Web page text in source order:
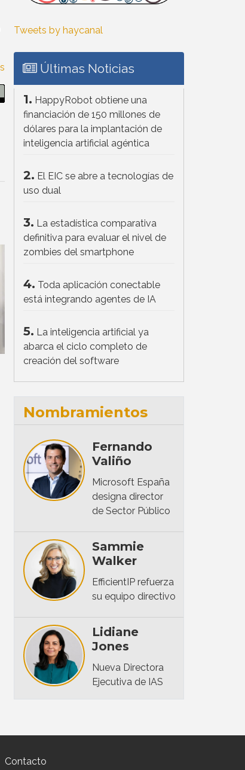
Tweets by haycanal
Últimas Noticias
1. HappyRobot obtiene una
financiación de 150 millones de
dólares para la implantación de
inteligencia artificial agéntica
2. El EIC se abre a tecnologías de
uso dual
3. La estadística comparativa
definitiva para evaluar el nivel de
zombies del smartphone
4. Toda aplicación conectable
está integrando agentes de IA
5. La inteligencia artificial ya
abarca el ciclo completo de
creación del software
Nombramientos
Fernando
Valiño
Microsoft España
designa director
de Sector Público
Sammie
Walker
EfficientIP refuerza
su equipo directivo
Lidiane
Jones
Nueva Directora
Ejecutiva de IAS
Contacto